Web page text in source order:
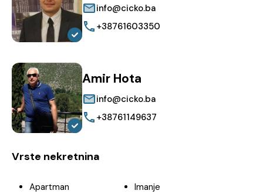
info@cicko.ba
+38761603350
Amir Hota
info@cicko.ba
+38761149637
Vrste nekretnina
Apartman
Imanje